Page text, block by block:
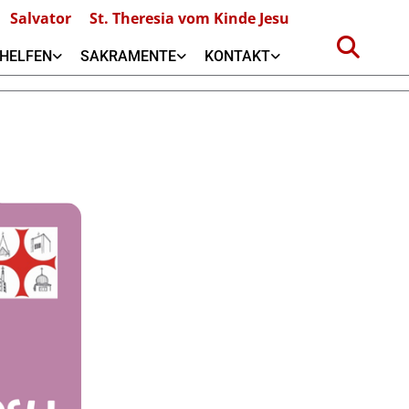
Salvator St. Theresia vom Kinde Jesu
SAKRAMENTE KONTAKT